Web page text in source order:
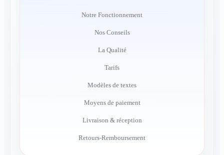
Notre Fonctionnement
Nos Conseils
La Qualité
Tarifs
Modèles de textes
Moyens de paiement
Livraison & réception
Retours-Remboursement